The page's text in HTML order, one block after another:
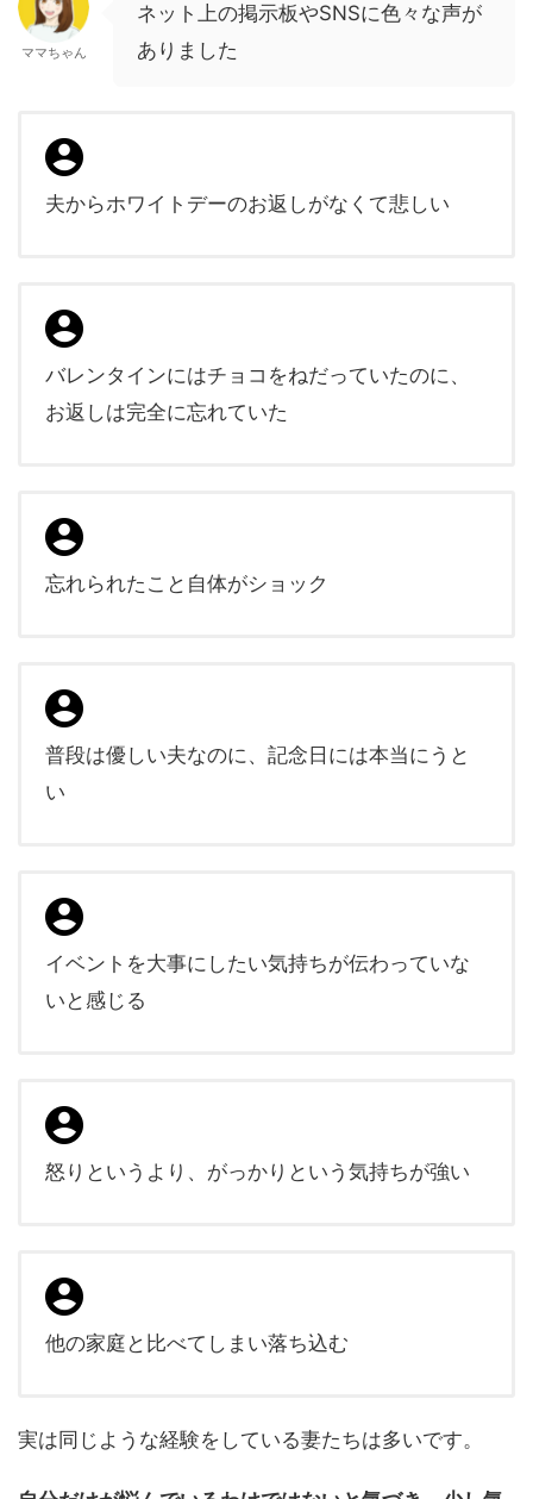
ママちゃん
ネット上の掲示板やSNSに色々な声が
ありました
夫からホワイトデーのお返しがなくて悲しい
バレンタインにはチョコをねだっていたのに、
お返しは完全に忘れていた
忘れられたこと自体がショック
普段は優しい夫なのに、記念日には本当にうと
い
イベントを大事にしたい気持ちが伝わっていな
いと感じる
怒りというより、がっかりという気持ちが強い
他の家庭と比べてしまい落ち込む
実は同じような経験をしている妻たちは多いです。